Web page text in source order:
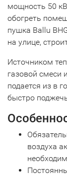
мощность 50
обогреть
пушка Ballu
на улице,
Источником
газовой смеси
подается из в
быстро
воздуха